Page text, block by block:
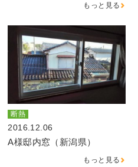
もっと見る
断熱
2016.12.06
A様邸内窓（新潟県）
もっと見る